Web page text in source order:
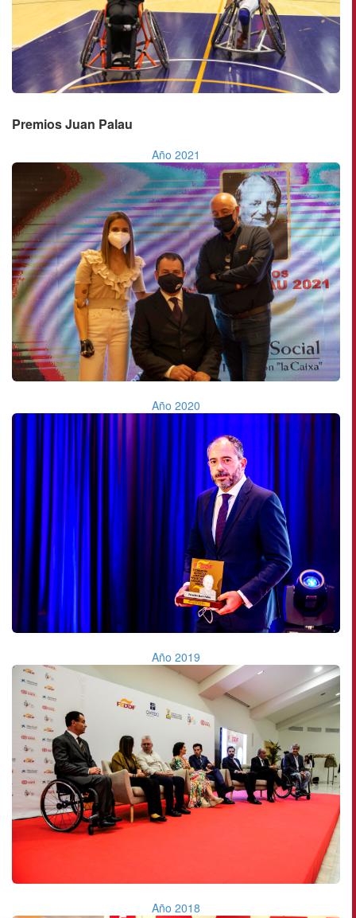
Premios Juan Palau
Año 2021
Año 2020
Año 2019
Año 2018